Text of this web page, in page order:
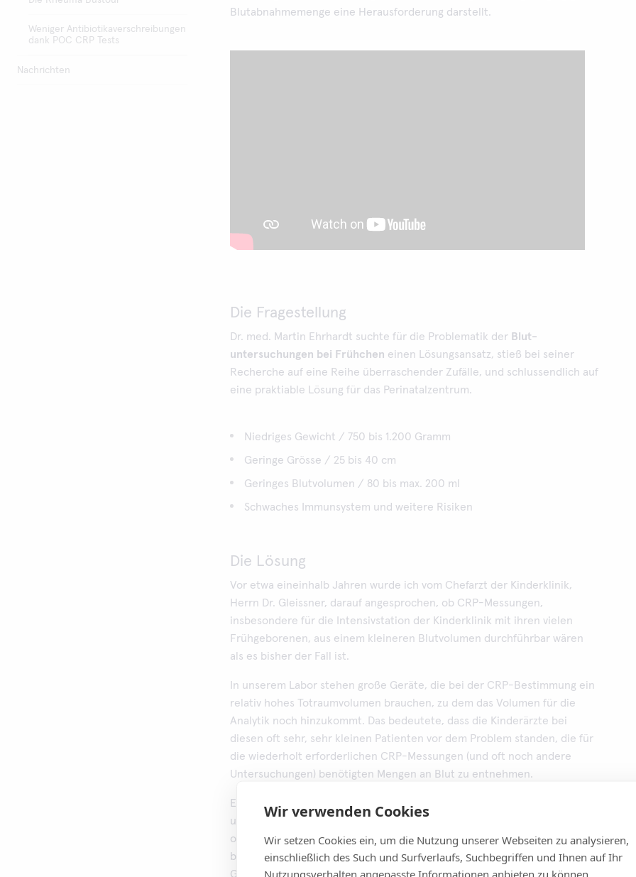
Wir verwenden Cookies
Wir setzen Cookies ein, um die Nutzung unserer Webseiten zu analysieren,
einschließlich des Such und Surfverlaufs, Suchbegriffen und Ihnen auf Ihr
Nutzungsverhalten angepasste Informationen anbieten zu können.
Weniger Antibiotikaverschreibungen
dank POC CRP Tests
Nachrichten
Blutabnahmemenge eine Herausforderung darstellt.
Die Fragestellung
Dr. med. Martin Ehrhardt suchte für die Problematik der Blut-
untersuchungen bei Frühchen einen Lösungsansatz, stieß bei seiner
Recherche auf eine Reihe überraschender Zufälle, und schlussendlich auf
eine praktiable Lösung für das Perinatalzentrum.
Niedriges Gewicht / 750 bis 1.200 Gramm
Geringe Grösse / 25 bis 40 cm
Geringes Blutvolumen / 80 bis max. 200 ml
Schwaches Immunsystem und weitere Risiken
Die Lösung
Vor etwa eineinhalb Jahren wurde ich vom Chefarzt der Kinderklinik,
Herrn Dr. Gleissner, darauf angesprochen, ob CRP-Messungen,
insbesondere für die Intensivstation der Kinderklinik mit ihren vielen
Frühgeborenen, aus einem kleineren Blutvolumen durchführbar wären
als es bisher der Fall ist.
In unserem Labor stehen große Geräte, die bei der CRP-Bestimmung ein
relativ hohes Totraumvolumen brauchen, zu dem das Volumen für die
Analytik noch hinzukommt. Das bedeutete, dass die Kinderärzte bei
diesen oft sehr, sehr kleinen Patienten vor dem Problem standen, die für
die wiederholt erforderlichen CRP-Messungen (und oft noch andere
Untersuchungen) benötigten Mengen an Blut zu entnehmen.
Ein normaler Säugling wiegt etwa zweieinhalb bis vier Kilo und hat
ungefähr 80 ml Blut pro kg Körpergewicht. Ein Frühgeborenes hat jedoch
oft nicht einmal das Blutvolumen, der Menge eines kleinen Wasserglases:
bei Frühgeborenen mit einem Gewicht nicht selten deutlich unter 2.500
Gramm ist ein Blutvolumen von etwa 90 bis 100 ml pro kg Körpergewicht